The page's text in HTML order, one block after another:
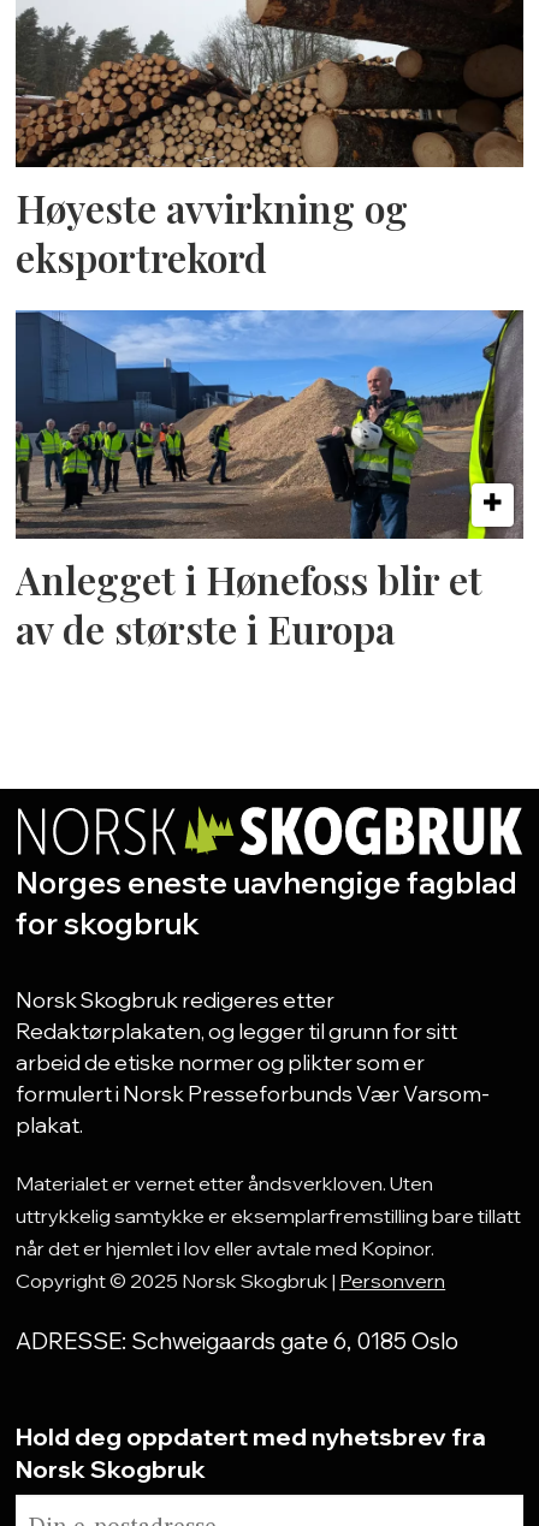
Høyeste avvirkning og
eksportrekord
Anlegget i Hønefoss blir et
av de største i Europa
Norges eneste uavhengige fagblad
for skogbruk
Norsk Skogbruk redigeres etter
Redaktørplakaten, og legger til grunn for sitt
arbeid de etiske normer og plikter som er
formulert i Norsk Presseforbunds Vær Varsom-
plakat.
Materialet er vernet etter åndsverkloven. Uten
uttrykkelig samtykke er eksemplarfremstilling bare tillatt
når det er hjemlet i lov eller avtale med Kopinor.
Copyright © 2025 Norsk Skogbruk | Personvern
ADRESSE: Schweigaards gate 6, 0185 Oslo
Hold deg oppdatert med nyhetsbrev fra
Norsk Skogbruk